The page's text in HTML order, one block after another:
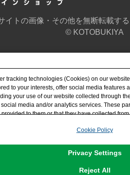
イトの画像・その他を無断転載す
© KOTOBUKIYA
tracking technologies (Cookies) on our
to your interests, offer social media features
your use of our website collected through
media and/or analytics services. These
to them or that they have collected
for Strictly Necessary Cookies, please
Cookie Policy
Privacy Settings
Reject All